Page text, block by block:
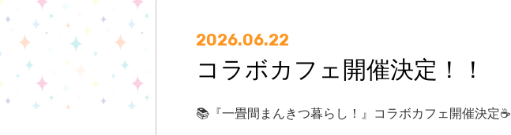
2026.06.22
コラボカフェ開催決定！！
📚『一畳間まんきつ暮らし！』コラボカフェ開催決定☕